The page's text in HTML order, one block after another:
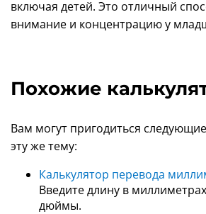
включая детей. Это отличный
внимание и концентрацию у
Похожие
Вам могут пригодиться
эту же тему:
Калькулятор перевода
Введите длину в
дюймы.